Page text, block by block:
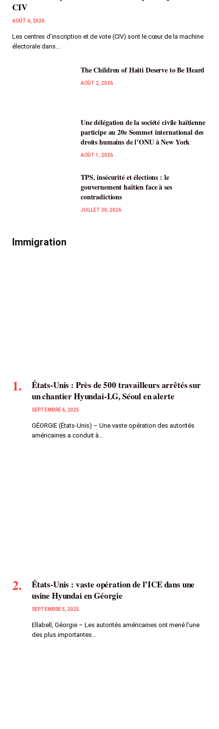
CIV
AOÛT 6, 2026
Les centres d’inscription et de vote (CIV) sont le cœur de la machine
électorale dans…
The Children of Haiti Deserve to Be Heard
AOÛT 2, 2026
Une délégation de la société civile haïtienne
participe au 20e Sommet international des
droits humains de l’ONU à New York
AOÛT 1, 2026
TPS, insécurité et élections : le
gouvernement haïtien face à ses
contradictions
JUILLET 30, 2026
Immigration
États-Unis : Près de 500 travailleurs arrêtés sur
un chantier Hyundai-LG, Séoul en alerte
SEPTEMBRE 6, 2025
GÉORGIE (États-Unis) – Une vaste opération des autorités
américaines a conduit à…
États-Unis : vaste opération de l’ICE dans une
usine Hyundai en Géorgie
SEPTEMBRE 5, 2025
Ellabell, Géorgie – Les autorités américaines ont mené l’une
des plus importantes…